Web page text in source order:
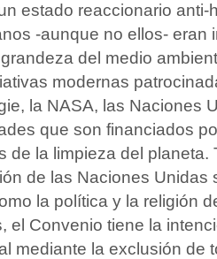
estado reaccionario anti-
-aunque no ellos- eran
del medio
modernas
la NASA, las Naciones
que son financiados
de la limpieza del planeta.
de las Naciones Unidas
la política y la religión
el Convenio tiene la
mediante la exclusión de